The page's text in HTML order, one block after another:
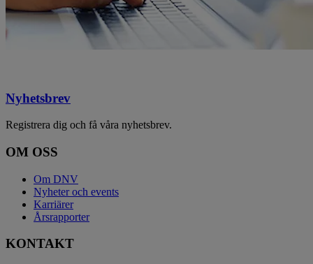
Nyhetsbrev
Registrera dig och få våra nyhetsbrev.
OM OSS
Om DNV
Nyheter och events
Karriärer
Årsrapporter
KONTAKT